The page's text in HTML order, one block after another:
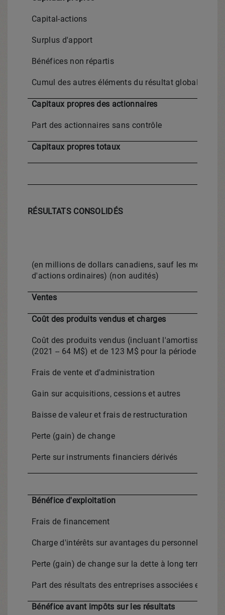
Capital-actions
Surplus d'apport
Bénéfices non répartis
Cumul des autres éléments du résultat global
Capitaux propres des actionnaires
Part des actionnaires sans contrôle
Capitaux propres totaux
RÉSULTATS CONSOLIDÉS
(en millions de dollars canadiens, sauf les
d'actions ordinaires) (non audités)
Ventes
Coût des produits vendus et charges
Coût des produits vendus (incluant
(2021 -- 64 M$) et de 123 M$ pour la période de six
Frais de vente et d'administration
Gain sur acquisitions, cessions et autres
Baisse de valeur et frais de restructuration
Perte (gain) de change
Perte sur instruments financiers dérivés
Bénéfice d'exploitation
Frais de financement
Charge d'intérêts sur avantages du personnel et
Perte (gain) de change sur la dette à long terme et
Part des résultats des entreprises associées et des
Bénéfice avant impôts sur les résultats